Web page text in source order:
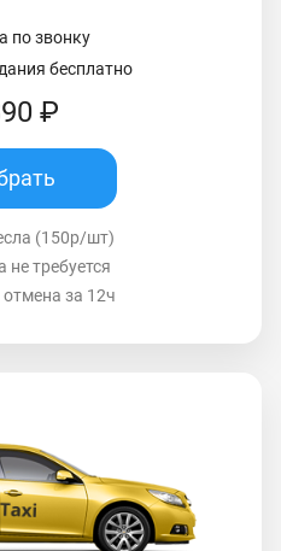
по звонку
бесплатно
₽
(150р/шт)
не требуется
за 12ч